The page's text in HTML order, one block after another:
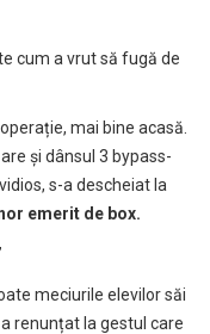
cum a vrut să fugă de
mai bine acasă.
și dânsul 3 bypass-
s-a descheiat la
emerit de box.
meciurile elevilor săi
renunțat la gestul care